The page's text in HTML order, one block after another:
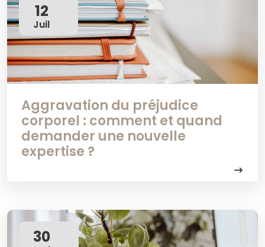
Aggravation du préjudice
corporel : comment et quand
demander une nouvelle
expertise ?
12
Juil
30